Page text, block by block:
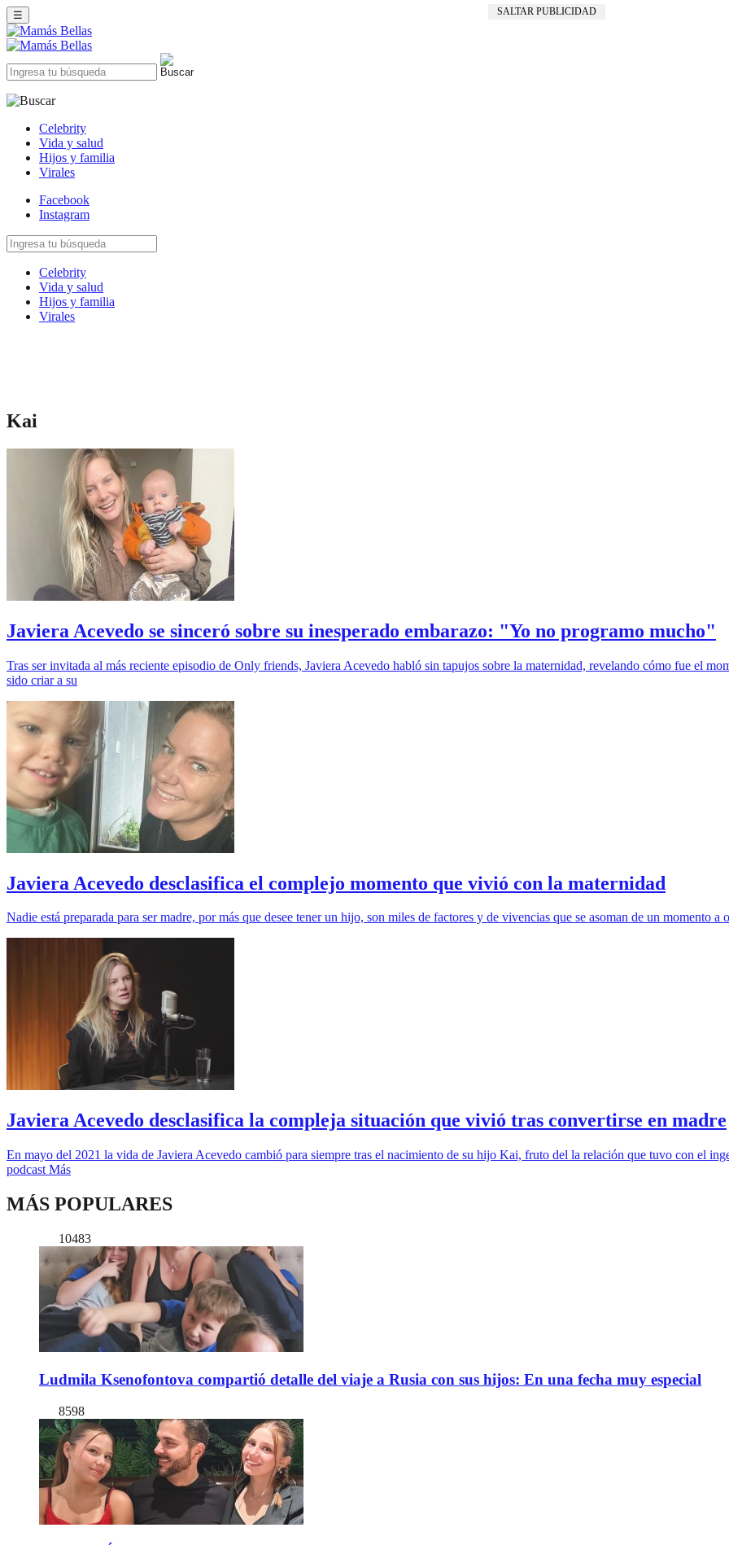
SALTAR PUBLICIDAD
☰
Celebrity
Vida y salud
Hijos y familia
Virales
Facebook
Instagram
Celebrity
Vida y salud
Hijos y familia
Virales
Kai
Javiera Acevedo se sinceró sobre su inesperado embarazo: "Yo no programo mucho"
Tras ser invitada al más reciente episodio de Only friends, Javiera Acevedo habló sin tapujos sobre la maternidad, revelando cómo fue el
sido criar a su
Javiera Acevedo desclasifica el complejo momento que vivió con la maternidad
Nadie está preparada para ser madre, por más que desee tener un hijo, son miles de factores y de vivencias que se asoman de un momento
Javiera Acevedo desclasifica la compleja situación que vivió tras convertirse en madre
En mayo del 2021 la vida de Javiera Acevedo cambió para siempre tras el nacimiento de su hijo Kai, fruto del la relación que tuvo con el
podcast Más
MÁS POPULARES
10483
Ludmila Ksenofontova compartió detalle del viaje a Rusia con sus hijos: En una fecha muy especial
8598